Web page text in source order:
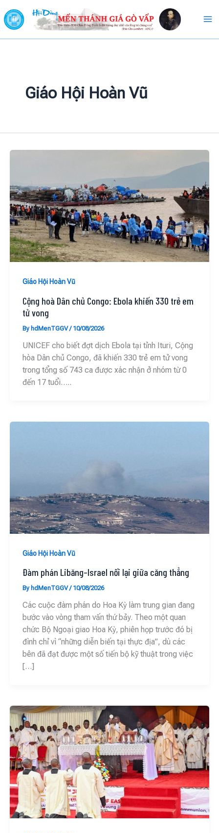
to
content
Giáo Hội Hoàn Vũ
Giáo Hội Hoàn Vũ
Cộng hoà Dân chủ Congo: Ebola khiến 330 trẻ em
tử vong
By hdMenTGGV/ 10/08/2026
UNICEF cho biết đợt dịch Ebola tại tỉnh Ituri, Cộng
hòa Dân chủ Congo, đã khiến 330 trẻ em tử vong
trong tổng số 743 ca được xác nhận ở nhóm từ 0
đến 17 tuổi…..
Giáo Hội Hoàn Vũ
Đàm phán Libăng–Israel nối lại giữa căng thẳng
By hdMenTGGV/ 10/08/2026
Các cuộc đàm phán do Hoa Kỳ làm trung gian đang
bước vào vòng tham vấn thứ bảy. Theo một quan
chức Bộ Ngoại giao Hoa Kỳ, phiên họp trước đó bị
đình chỉ vì “những diễn biến tại thực địa”, dù các
bên đã đạt được một số tiến bộ kỹ thuật trong việc
[…]